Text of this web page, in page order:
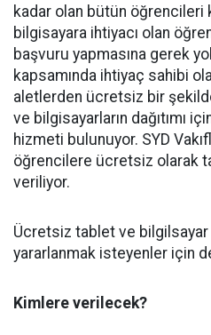
kadar olan bütün öğrencileri
bilgisayara ihtiyacı olan
başvuru yapmasına gerek
kapsamında ihtiyaç sahibi
aletlerden ücretsiz bir
ve bilgisayarların dağıtımı
hizmeti bulunuyor. SYD
öğrencilere ücretsiz olarak
veriliyor.
Ücretsiz tablet ve
yararlanmak isteyenler için
Kimlere verilecek?